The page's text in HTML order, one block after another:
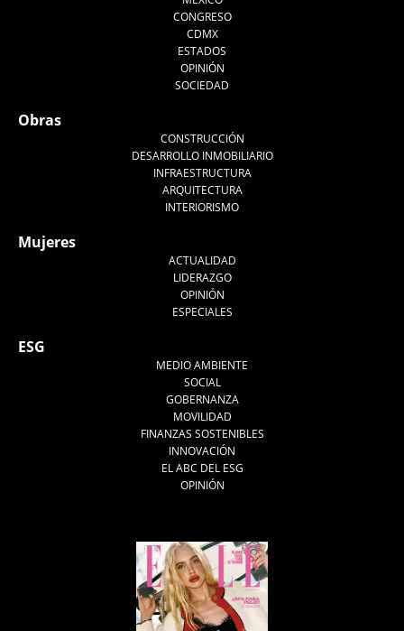
CONGRESO
CDMX
ESTADOS
OPINIÓN
SOCIEDAD
Obras
CONSTRUCCIÓN
DESARROLLO INMOBILIARIO
INFRAESTRUCTURA
ARQUITECTURA
INTERIORISMO
Mujeres
ACTUALIDAD
LIDERAZGO
OPINIÓN
ESPECIALES
ESG
MEDIO AMBIENTE
SOCIAL
GOBERNANZA
MOVILIDAD
FINANZAS SOSTENIBLES
INNOVACIÓN
EL ABC DEL ESG
OPINIÓN